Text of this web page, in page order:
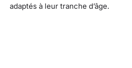
adaptés à leur tranche d’âge.